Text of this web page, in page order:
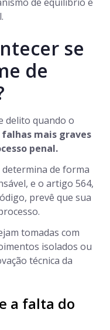
se
de
delito quando o
falhas mais graves
penal.
de forma
e o artigo 564,
prevê que sua
tomadas com
isolados ou
técnica da
a falta do